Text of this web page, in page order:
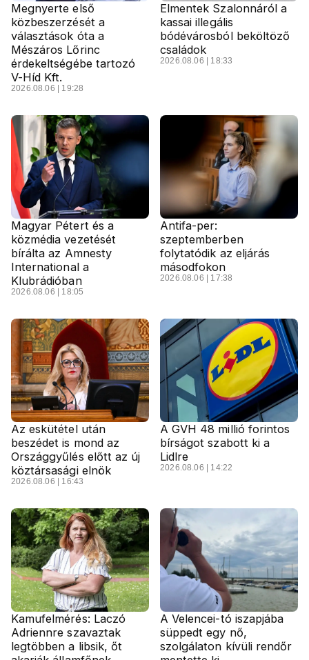
Megnyerte első
közbeszerzését a
választások óta a
Mészáros Lőrinc
érdekeltségébe tartozó
V-Híd Kft.
2026.08.06 | 19:28
Elmentek Szalonnáról a
kassai illegális
bódévárosból beköltöző
családok
2026.08.06 | 18:33
Magyar Pétert és a
közmédia vezetését
bírálta az Amnesty
International a
Klubrádióban
2026.08.06 | 18:05
Antifa-per:
szeptemberben
folytatódik az eljárás
másodfokon
2026.08.06 | 17:38
Az eskütétel után
beszédet is mond az
Országgyűlés előtt az új
köztársasági elnök
2026.08.06 | 16:43
A GVH 48 millió forintos
bírságot szabott ki a
Lidlre
2026.08.06 | 14:22
Kamufelmérés: Laczó
Adriennre szavaztak
legtöbben a libsik, őt
A Velencei-tó iszapjába
süppedt egy nő,
szolgálaton kívüli rendőr